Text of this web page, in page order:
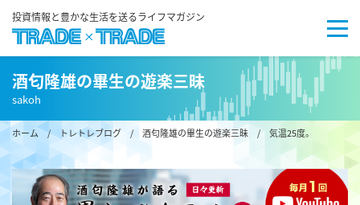
投資情報と豊かな生活を送るライフマガジン
酒匂隆雄の畢生の遊楽三昧
sakoh
ホーム/ トレトレブログ / 酒匂隆雄の畢生の遊楽三昧 / 気温25度。